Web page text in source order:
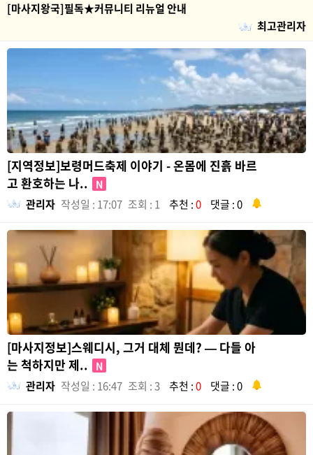
[마사지왕국]필독★커뮤니티 리뉴얼 안내
최고관리자
[지역정보]보령머드축제 이야기 - 온몸에 진흙 바르
고 환호하는 나..
N
관리자 작성일 : 17:07 조회 : 1 추천 :0 댓글 : 0
[마사지정보]스웨디시, 그거 대체 뭔데? — 다들 아
는 척하지만 제..
N
관리자 작성일 : 16:47 조회 : 3 추천 :0 댓글 : 0